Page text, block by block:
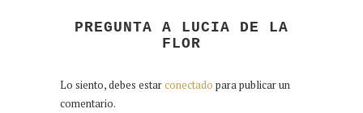
PREGUNTA A LUCIA DE LA
FLOR
Lo siento, debes estarconectado para publicar un
comentario.